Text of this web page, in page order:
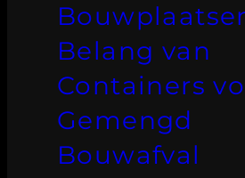
Belang van
Containers
Gemengd
Bouwafval